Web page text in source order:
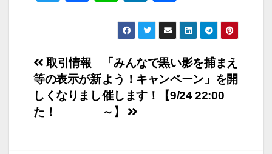
t
t
e
b
n
e
n
k
e
投
稿
ナ
「みんなで黒い影を捕まえ
よう！キャンペーン」を開
催します！【9/24 22:00
～】
取引情報
等の表示が新
しくなりまし
た！